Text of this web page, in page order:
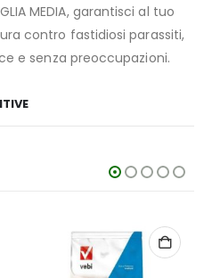
MEDIA, garantisci al tuo
contro fastidiosi parassiti,
e senza preoccupazioni.